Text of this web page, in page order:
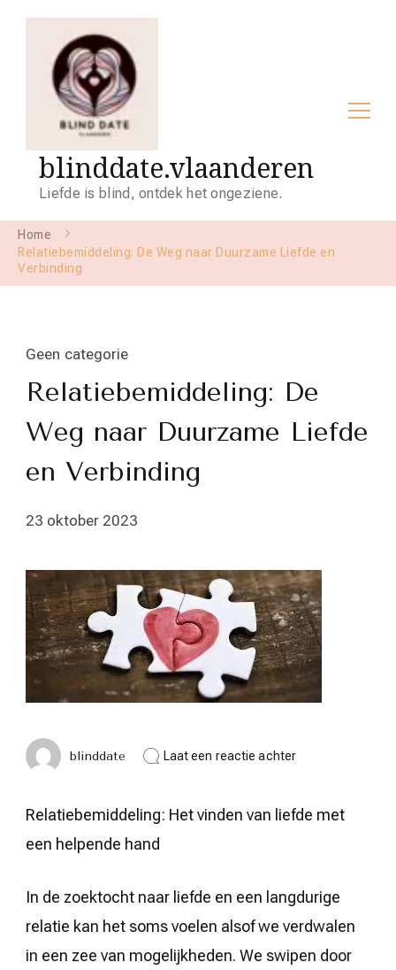
blinddate.vlaanderen
Liefde is blind, ontdek het ongeziene.
Home
Relatiebemiddeling: De Weg naar Duurzame Liefde en
Verbinding
Geen categorie
Relatiebemiddeling: De
Weg naar Duurzame Liefde
en Verbinding
23 oktober 2023
blinddate Laat een reactie achterop
naar
Relatiebemiddeling: Het vinden van liefde met
een helpende hand
In de zoektocht naar liefde en een langdurige
relatie kan het soms voelen alsof we verdwalen
in een zee van mogelijkheden. We swipen door